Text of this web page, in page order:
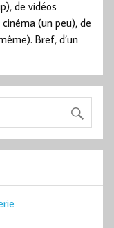
de vidéos
(un peu), de
Bref, d’un